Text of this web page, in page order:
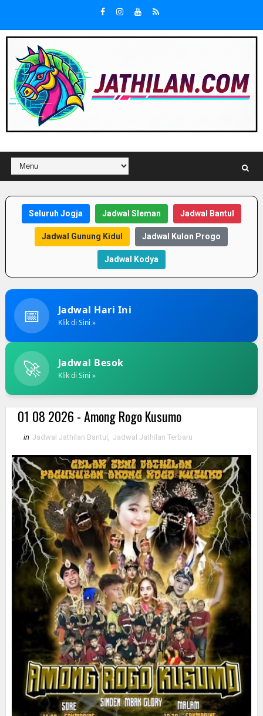
Seluruh Jogja Jadwal Sleman Jadwal Bantul
Jadwal Gunung Kidul Jadwal Kulon Progo
Jadwal Kodya
📅 Jadwal Hari Ini
Klik di Sini »
🚀 Jadwal Besok
Klik di Sini »
01 08 2026 - Among Rogo Kusumo
in Jadwal Jathilan Bantul Jadwal Jathilan Terbaru